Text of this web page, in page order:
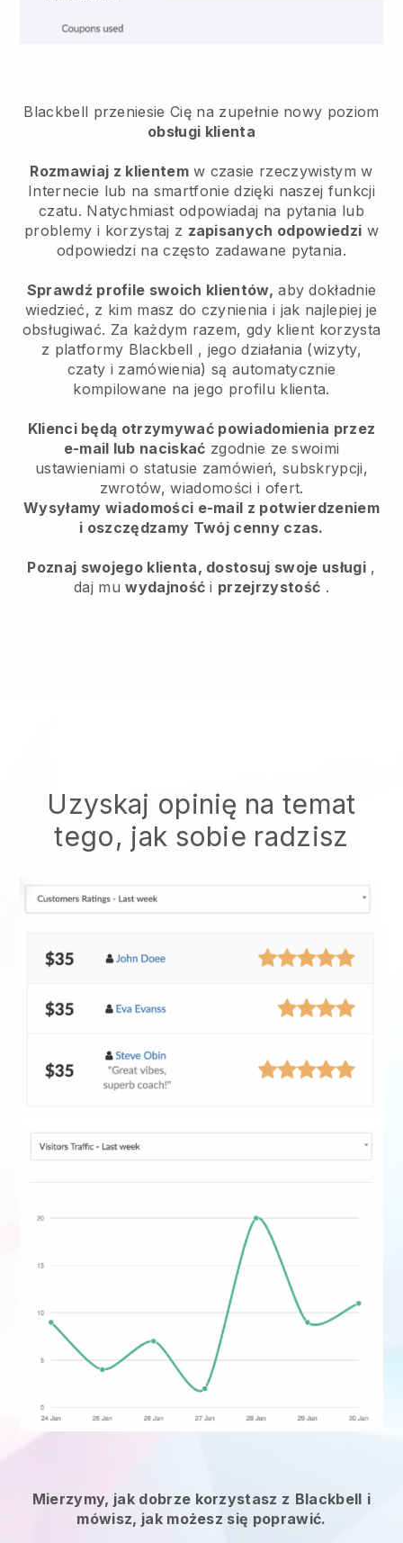
Blackbell przeniesie Cię na zupełnie nowy poziom
obsługi klienta
Rozmawiaj z klientemw czasie rzeczywistym w
Internecie lub na smartfonie dzięki naszej funkcji
czatu. Natychmiast odpowiadaj na pytania lub
problemy i korzystaj z zapisanych odpowiedzi w
odpowiedzi na często zadawane pytania.
Sprawdź profile swoich klientów, aby dokładnie
wiedzieć, z kim masz do czynienia i jak najlepiej je
obsługiwać. Za każdym razem, gdy klient korzysta
z platformy Blackbell , jego działania (wizyty,
czaty i zamówienia) są automatycznie
kompilowane na jego profilu klienta.
Klienci będą otrzymywać powiadomienia przez
e-mail lub naciskać zgodnie ze swoimi
ustawieniami o statusie zamówień, subskrypcji,
zwrotów, wiadomości i ofert.
Wysyłamy wiadomości e-mail z potwierdzeniem
i oszczędzamy Twój cenny czas.
Poznaj swojego klienta, dostosuj swoje usługi,
daj muwydajność i przejrzystość .
Uzyskaj opinię na temat
tego, jak sobie radzisz
Mierzymy, jak dobrze korzystasz z Blackbell i
mówisz, jak możesz się poprawić.